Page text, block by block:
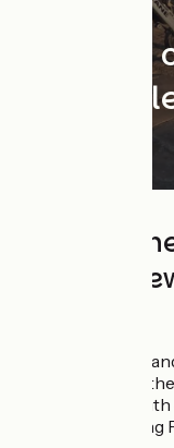
The
The
great
United Kingdom
accessible from
England :
without forgetting